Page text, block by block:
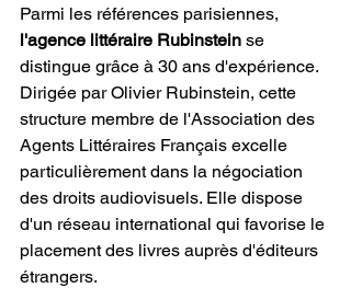
Parmi les références parisiennes,
l'agence littéraire Rubinstein se
distingue grâce à 30 ans d'expérience.
Dirigée par Olivier Rubinstein, cette
structure membre de l'Association des
Agents Littéraires Français excelle
particulièrement dans la négociation
des droits audiovisuels. Elle dispose
d'un réseau international qui favorise le
placement des livres auprès d'éditeurs
étrangers.